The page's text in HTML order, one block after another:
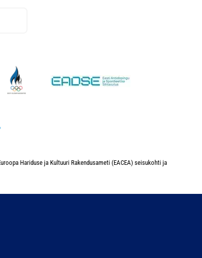
Hariduse ja Kultuuri Rakendusameti (EACEA) seisukohti ja